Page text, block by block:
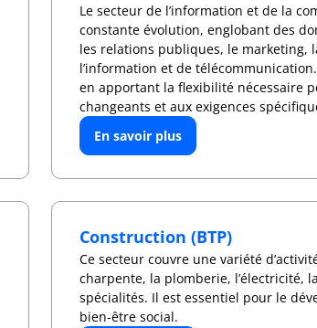
Le secteur de l’information et de la
constante évolution, englobant des
les relations publiques, le marketing,
l’information et de
en apportant la flexibilité nécessaire
changeants et aux exigences
En savoir plus
Construction (BTP)
Ce secteur couvre une variété
charpente, la plomberie, l’électricité,
spécialités. Il est essentiel pour le
bien-être social.